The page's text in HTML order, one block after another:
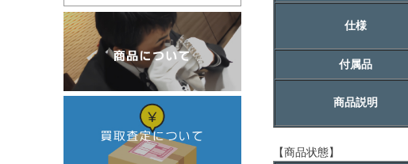
仕様
付属品
商品説明
【商品状態】